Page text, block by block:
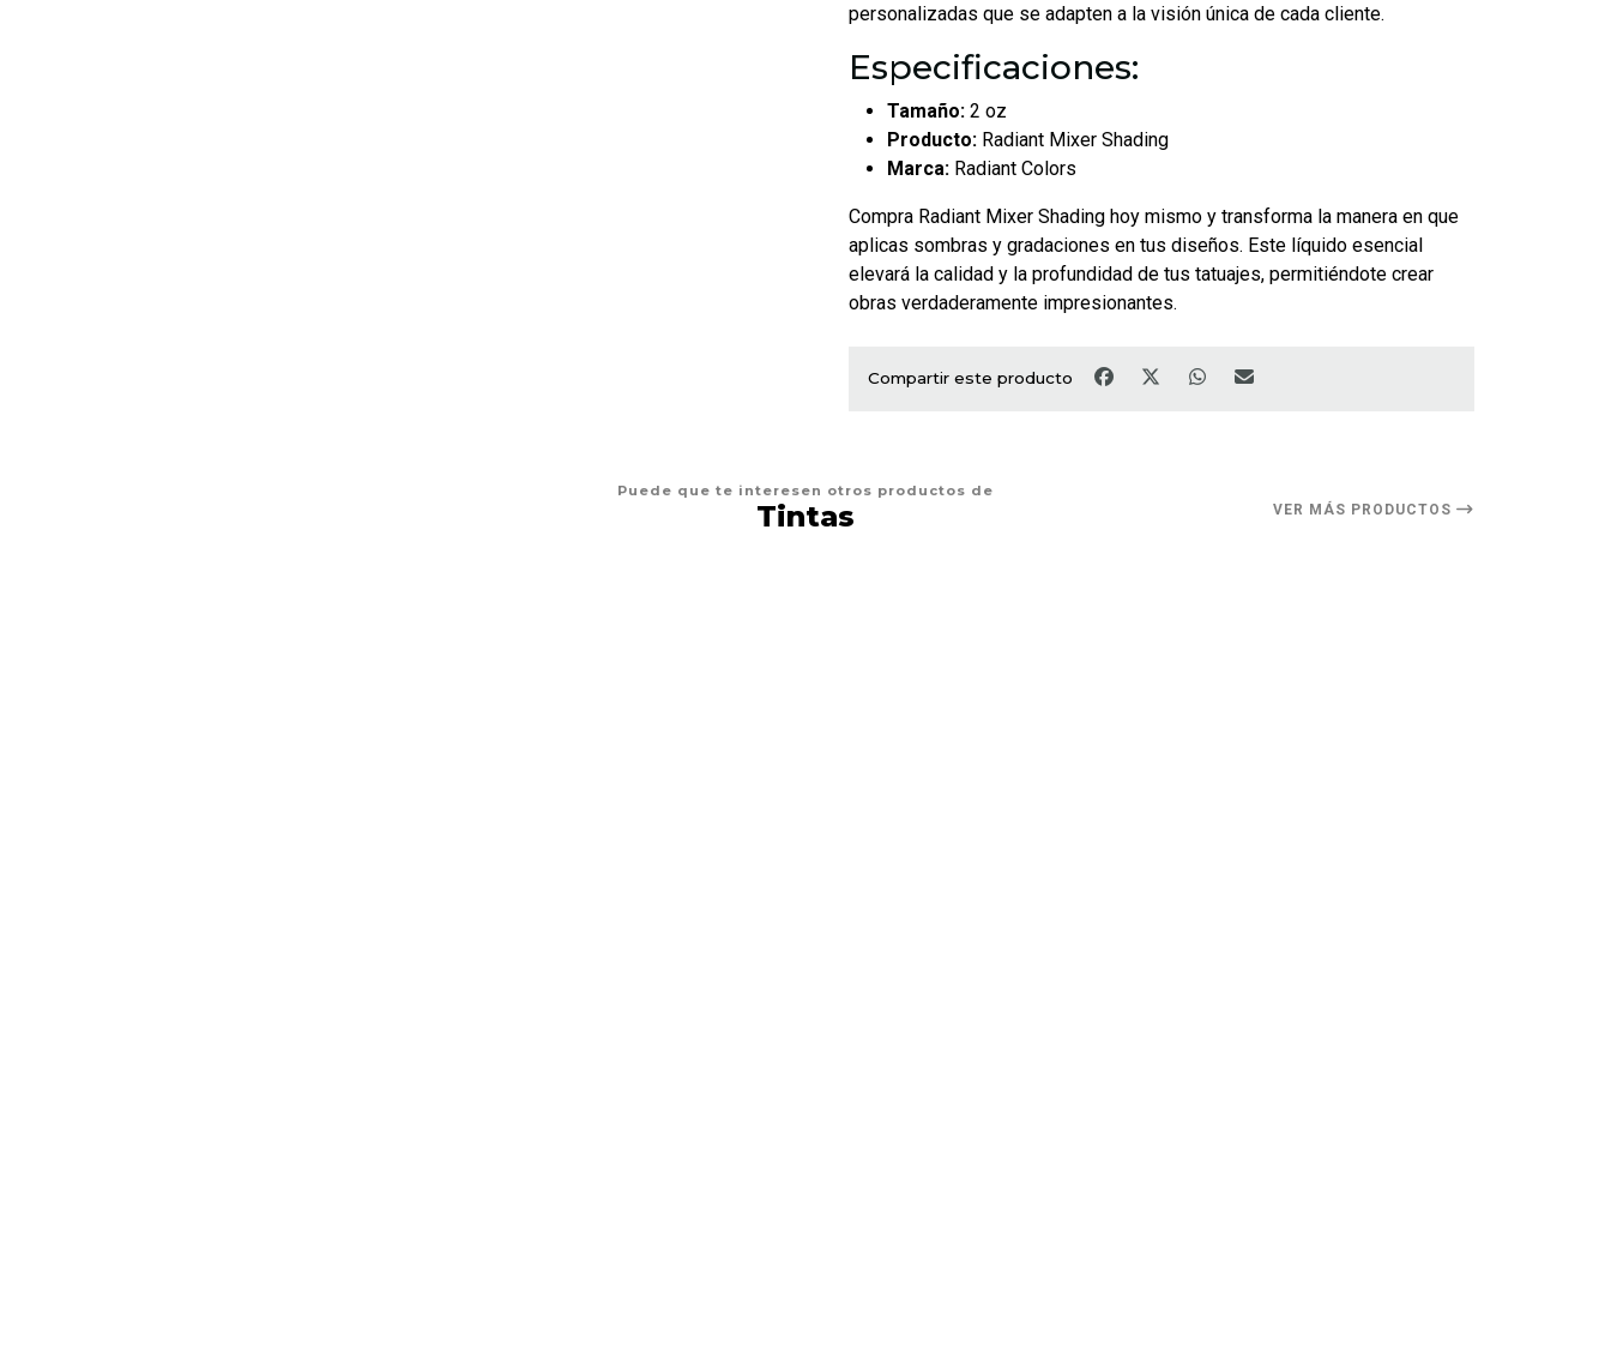
personalizadas que se adapten a la visión única de cada cliente.
Especificaciones:
Tamaño: 2 oz
Producto: Radiant Mixer Shading
Marca: Radiant Colors
Compra Radiant Mixer Shading hoy mismo y transforma la manera en que
aplicas sombras y gradaciones en tus diseños. Este líquido esencial
elevará la calidad y la profundidad de tus tatuajes, permitiéndote crear
obras verdaderamente impresionantes.
Compartir este producto
Puede que te interesen otros productos de
Tintas VER MÁS PRODUCTOS